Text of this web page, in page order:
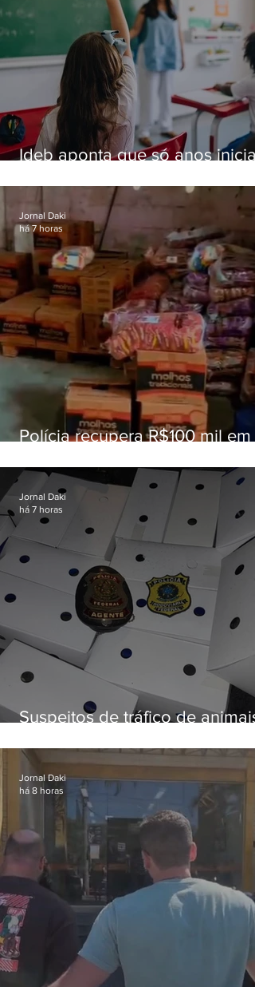
Ideb aponta que só anos
educação
Polícia recupera R$100 mil em
Fluminense
Jornal Daki
há 7 horas
Suspeitos de tráfico de animais
aves
Jornal Daki
há 7 horas
Jornal Daki
há 8 horas